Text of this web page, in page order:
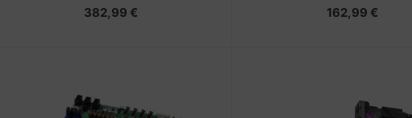
382,99 €
(CPU erforderlich)
162,99 €